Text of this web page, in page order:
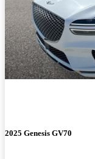
2025 Genesis GV70